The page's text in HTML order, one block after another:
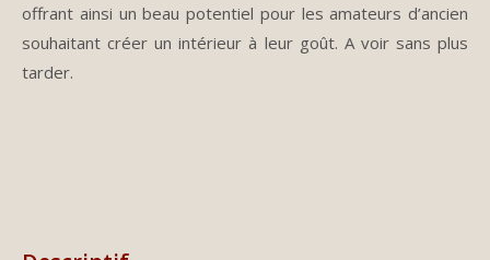
offrant ainsi un beau potentiel pour les amateurs d’ancien
souhaitant créer un intérieur à leur goût. A voir sans plus
tarder.